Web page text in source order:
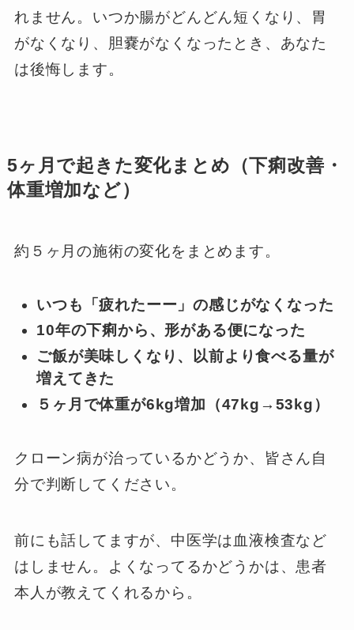
れません。いつか腸がどんどん短くなり、胃
がなくなり、胆嚢がなくなったとき、あなた
は後悔します。
5ヶ月で起きた変化まとめ（下痢改善・
体重増加など）
約５ヶ月の施術の変化をまとめます。
いつも「疲れたーー」の感じがなくなった
10年の下痢から、形がある便になった
ご飯が美味しくなり、以前より食べる量が
増えてきた
５ヶ月で体重が6kg増加（47kg→53kg）
クローン病が治っているかどうか、皆さん自
分で判断してください。
前にも話してますが、中医学は血液検査など
はしません。よくなってるかどうかは、患者
本人が教えてくれるから。